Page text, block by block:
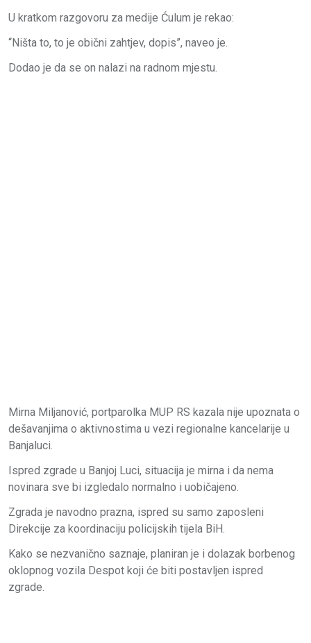
U kratkom razgovoru za medije Ćulum je rekao:
“Ništa to, to je obični zahtjev, dopis”, naveo je.
Dodao je da se on nalazi na radnom mjestu.
Mirna Miljanović, portparolka MUP RS kazala nije upoznata o
dešavanjima o aktivnostima u vezi regionalne kancelarije u
Banjaluci.
Ispred zgrade u Banjoj Luci, situacija je mirna i da nema
novinara sve bi izgledalo normalno i uobičajeno.
Zgrada je navodno prazna, ispred su samo zaposleni
Direkcije za koordinaciju policijskih tijela BiH.
Kako se nezvanično saznaje, planiran je i dolazak borbenog
oklopnog vozila Despot koji će biti postavljen ispred
zgrade.